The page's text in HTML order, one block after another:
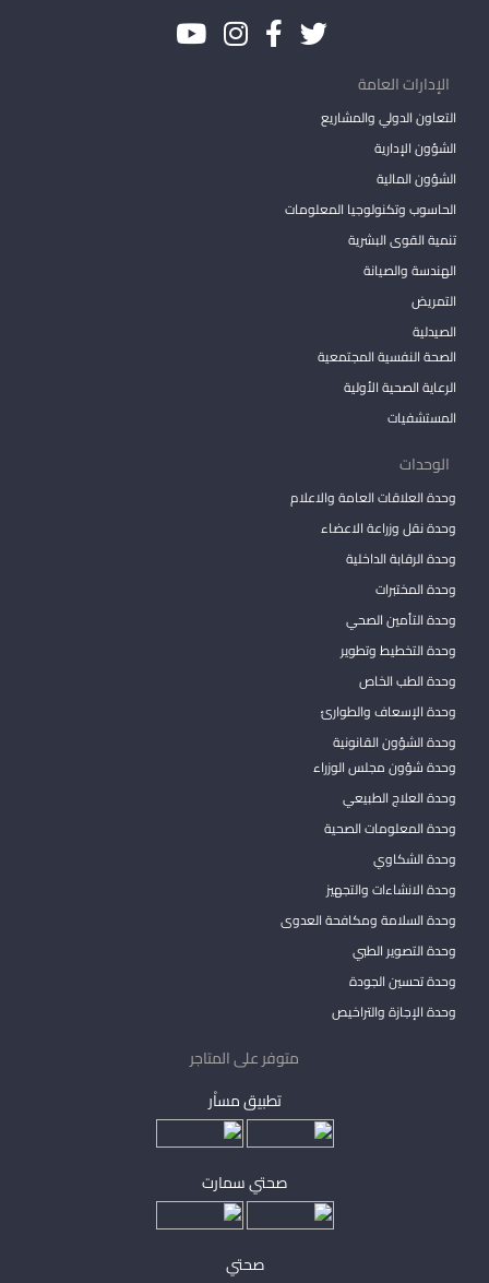
الإدارات العامة
التعاون الدولي والمشاريع
الشؤون الإدارية
الشؤون المالية
الحاسوب وتكنولوجيا المعلومات
تنمية القوى البشرية
الهندسة والصيانة
التمريض
الصيدلية
الصحة النفسية المجتمعية
الرعاية الصحية الأولية
المستشفيات
الوحدات
وحدة العلاقات العامة والاعلام
وحدة نقل وزراعة الاعضاء
وحدة الرقابة الداخلية
وحدة المختبرات
وحدة التأمين الصحي
وحدة التخطيط وتطوير
وحدة الطب الخاص
وحدة الإسعاف والطوارئ
وحدة الشؤون القانونية
وحدة شؤون مجلس الوزراء
وحدة العلاج الطبيعي
وحدة المعلومات الصحية
وحدة الشكاوي
وحدة الانشاءات والتجهيز
وحدة السلامة ومكافحة العدوى
وحدة التصوير الطبي
وحدة تحسين الجودة
وحدة الإجازة والتراخيص
متوفر على المتاجر
تطبيق مساْر
صحتي سمارت
صحتي